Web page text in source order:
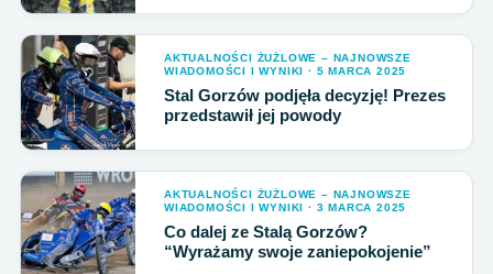
AKTUALNOŚCI ŻUŻLOWE – NAJNOWSZE
WIADOMOŚCI I WYNIKI · 5 MARCA 2025
Stal Gorzów podjęła decyzję! Prezes
przedstawił jej powody
AKTUALNOŚCI ŻUŻLOWE – NAJNOWSZE
WIADOMOŚCI I WYNIKI · 3 MARCA 2025
Co dalej ze Stalą Gorzów?
“Wyrażamy swoje zaniepokojenie”